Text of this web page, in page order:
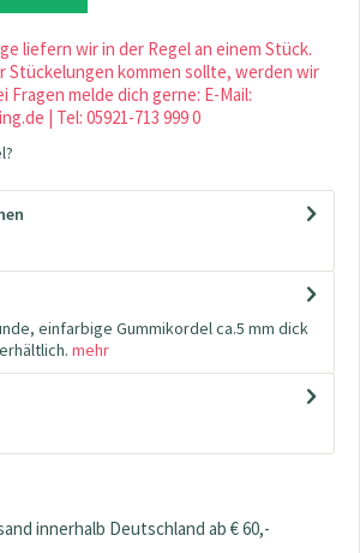
liefern wir in der Regel an einem Stück.
Stückelungen kommen sollte, werden wir
melde dich gerne: E-Mail:
| Tel: 05921-713 999 0
einfarbige Gummikordel ca.5 mm dick
mehr
innerhalb Deutschland ab € 60,-